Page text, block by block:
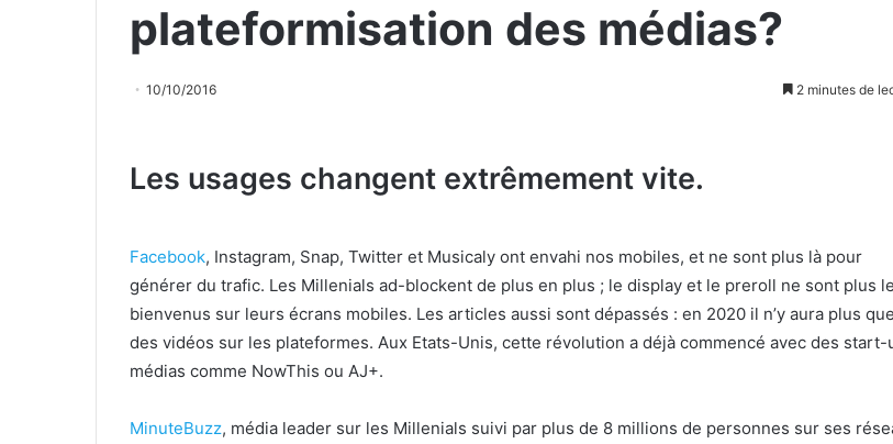
plateformisation des médias?
10/10/2016 2 minutes de
Les usages changent extrêmement vite.
Facebook, Instagram, Snap, Twitter et Musicaly ont envahi nos mobiles, et ne sont plus là pour
générer du trafic. Les Millenials ad-blockent de plus en plus ; le display et le preroll ne sont plus
bienvenus sur leurs écrans mobiles. Les articles aussi sont dépassés : en 2020 il n’y aura plus que
des vidéos sur les plateformes. Aux Etats-Unis, cette révolution a déjà commencé avec des start-
médias comme NowThis ou AJ+.
MinuteBuzz, média leader sur les Millenials suivi par plus de 8 millions de personnes sur ses